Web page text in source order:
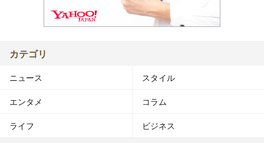
カテゴリ
ニュース スタイル
エンタメ コラム
ライフ ビジネス